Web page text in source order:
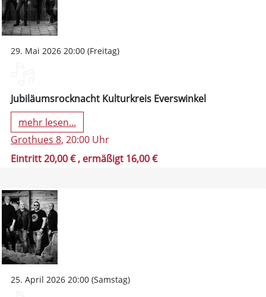
29. Mai 2026 20:00 (Freitag)
Jubiläumsrocknacht Kulturkreis Everswinkel
mehr lesen...
Grothues 8, 20:00 Uhr
Eintritt 20,00 €, ermäßigt 16,00 €
25. April 2026 20:00 (Samstag)